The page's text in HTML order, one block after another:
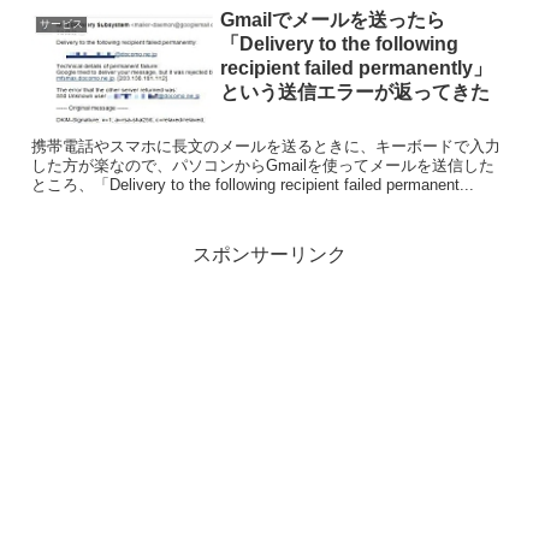
サービス
Gmailでメールを送ったら
「Delivery to the following
recipient failed permanently」
という送信エラーが返ってきた
携帯電話やスマホに長文のメールを送るときに、キーボードで入力
した方が楽なので、パソコンからGmailを使ってメールを送信した
ところ、「Delivery to the following recipient failed permanent...
スポンサーリンク